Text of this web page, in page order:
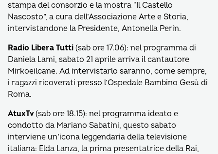
stampa del consorzio e la mostra “Il Castello
Nascosto”, a cura dell’Associazione Arte e Storia,
intervistandone la Presidente, Antonella Perin.
Radio Libera Tutti (sab ore 17.06): nel programma di
Daniela Lami, sabato 21 aprile arriva il cantautore
Mirkoeilcane. Ad intervistarlo saranno, come sempre,
i ragazzi ricoverati presso l’Ospedale Bambino Gesù di
Roma.
AtuxTv(sab ore 18.15): nel programma ideato e
condotto da Mariano Sabatini, questo sabato
interviene un’icona leggendaria della televisione
italiana: Elda Lanza, la prima presentatrice della Rai,